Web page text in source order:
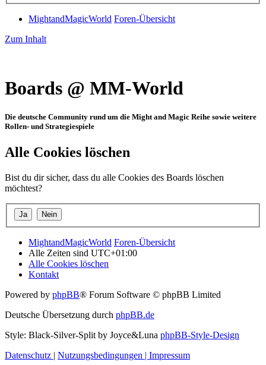
MightandMagicWorld Foren-Übersicht
Zum Inhalt
Boards @ MM-World
Die deutsche Community rund um die Might and Magic Reihe sowie weitere
Rollen- und Strategiespiele
Alle Cookies löschen
Bist du dir sicher, dass du alle Cookies des Boards löschen
möchtest?
MightandMagicWorld Foren-Übersicht
Alle Zeiten sind UTC+01:00
Alle Cookies löschen
Kontakt
Powered by phpBB® Forum Software © phpBB Limited
Deutsche Übersetzung durch phpBB.de
Style: Black-Silver-Split by Joyce&Luna phpBB-Style-Design
Datenschutz | Nutzungsbedingungen | Impressum